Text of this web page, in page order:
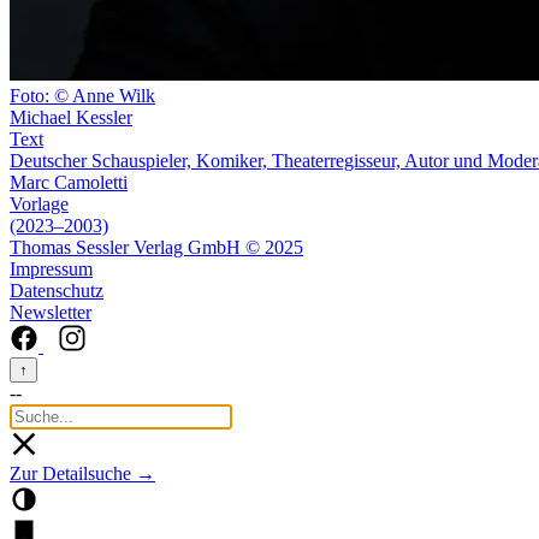
Foto: © Anne Wilk
Michael Kessler
Text
Deutscher Schauspieler, Komiker, Theaterregisseur, Autor und
Marc Camoletti
Vorlage
(2023–2003)
Thomas Sessler Verlag GmbH © 2025
Impressum
Datenschutz
Newsletter
↑
--
Zur Detailsuche →